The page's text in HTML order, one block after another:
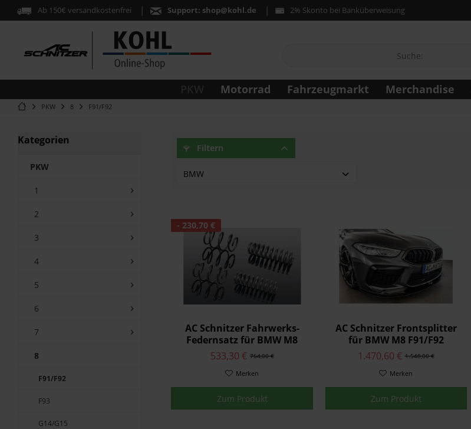
Ab 150€ versandkostenfrei Support: shop@kohl.de 2% Skonto bei Banküberweisung
Motorrad Fahrzeugmarkt Merchandise
PKW 8 F91/F92
Kategorien
PKW
1
2
3
4
5
6
7
8
F91/F92
F93
G14/G15
Filtern
BMW
M8 F92
- 230,70 €
AC Schnitzer Fahrwerks-
Federnsatz für BMW M8
F91 Cabriolet
764,00 €
533,30 €
Merken
Zum Produkt
AC Schnitzer Frontsplitter
für BMW M8 F91/F92
1.548,00 €
1.470,60 €
Merken
Zum Produkt